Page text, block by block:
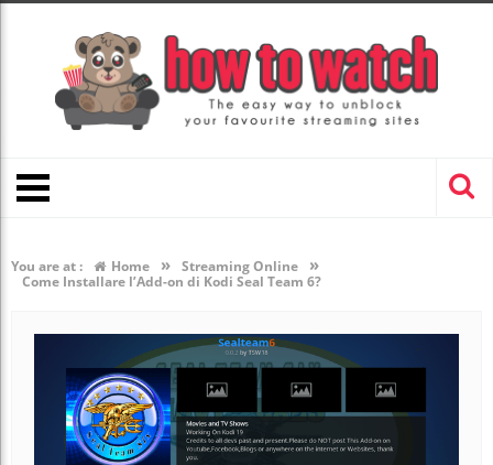
You are at : Home » Streaming Online »
Come Installare l’Add-on di Kodi Seal Team 6?